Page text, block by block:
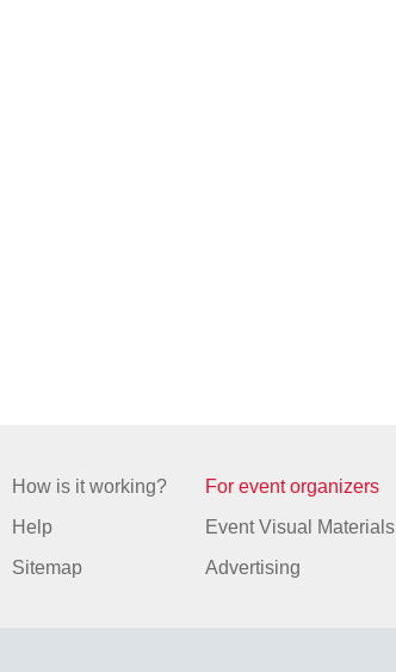
How is it working?
Help
Sitemap
For event organizers
Event Visual Materials
Advertising